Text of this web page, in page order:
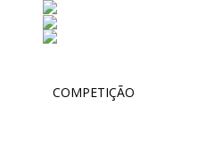
COMPETIÇÃO